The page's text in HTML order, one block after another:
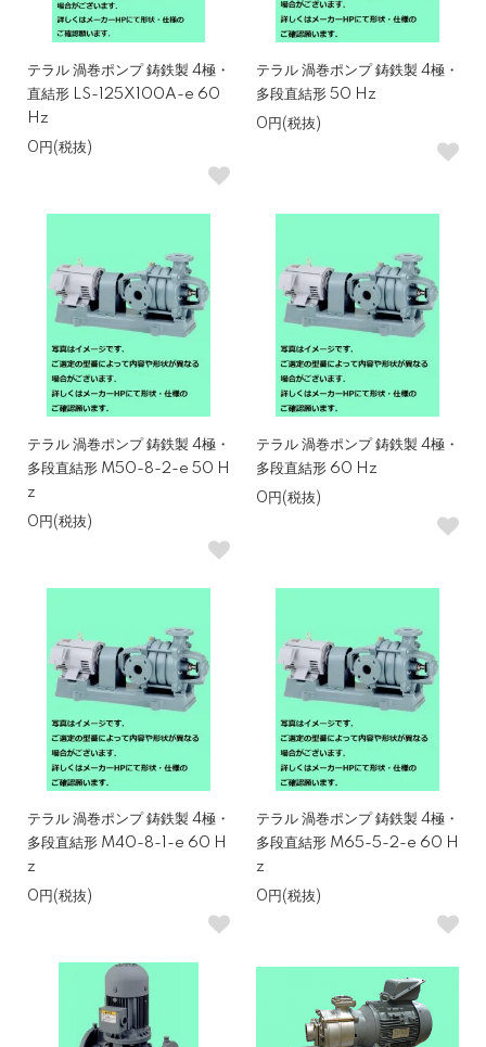
テラル 渦巻ポンプ 鋳鉄製 4極・
直結形 LS-125X100A-e 60
Hz
0円(税抜)
テラル 渦巻ポンプ 鋳鉄製 4極・
多段直結形 50 Hz
0円(税抜)
テラル 渦巻ポンプ 鋳鉄製 4極・
多段直結形 M50-8-2-e 50 H
z
0円(税抜)
テラル 渦巻ポンプ 鋳鉄製 4極・
多段直結形 60 Hz
0円(税抜)
テラル 渦巻ポンプ 鋳鉄製 4極・
多段直結形 M40-8-1-e 60 H
z
0円(税抜)
テラル 渦巻ポンプ 鋳鉄製 4極・
多段直結形 M65-5-2-e 60 H
z
0円(税抜)